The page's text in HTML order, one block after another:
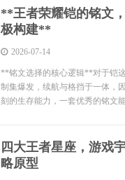
**王者荣耀铠的铭文
极构建**
2026-07-14
**铭文选择的核心逻辑**对于铠
制集爆发，续航与格挡于一体，
刻的生存能力，一套优秀的铭文
四大王者星座，游戏
略原型